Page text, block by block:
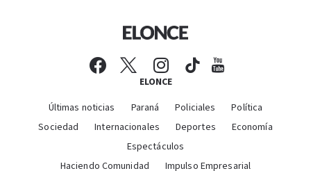
ELONCE
Últimas noticias Paraná Policiales
Política
Sociedad
Internacionales Deportes
Economía
Espectáculos
Haciendo Comunidad
Impulso Empresarial